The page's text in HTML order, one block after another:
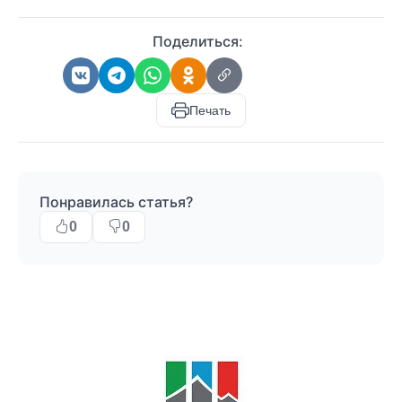
Поделиться:
Печать
Понравилась статья?
0 0